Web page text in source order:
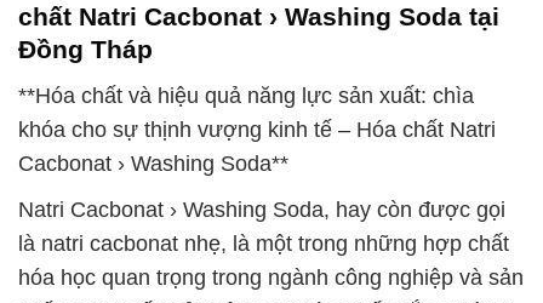
chất Natri Cacbonat › Washing Soda tại
Đồng Tháp
**Hóa chất và hiệu quả năng lực sản xuất: chìa
khóa cho sự thịnh vượng kinh tế – Hóa chất Natri
Cacbonat › Washing Soda**
Natri Cacbonat › Washing Soda, hay còn được gọi
là natri cacbonat nhẹ, là một trong những hợp chất
hóa học quan trọng trong ngành công nghiệp và sản